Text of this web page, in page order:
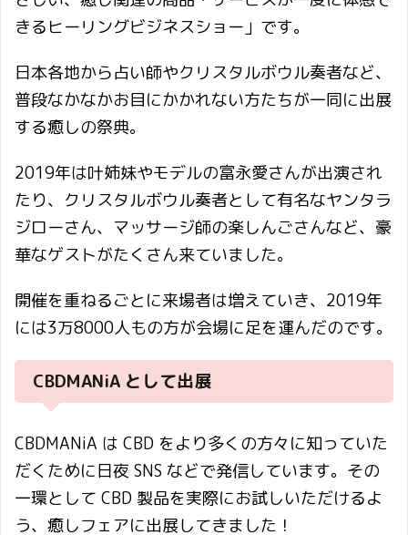
きるヒーリングビジネスショー」です。
日本各地から占い師やクリスタルボウル奏者など、
普段なかなかお目にかかれない方たちが一同に出展
する癒しの祭典。
2019年は叶姉妹やモデルの富永愛さんが出演され
たり、クリスタルボウル奏者として有名なヤンタラ
ジローさん、マッサージ師の楽しんごさんなど、豪
華なゲストがたくさん来ていました。
開催を重ねるごとに来場者は増えていき、2019年
には3万8000人もの方が会場に足を運んだのです。
CBDMANiA として出展
CBDMANiA は CBD をより多くの方々に知っていた
だくために日夜 SNS などで発信しています。その
一環として CBD 製品を実際にお試しいただけるよ
う、癒しフェアに出展してきました！